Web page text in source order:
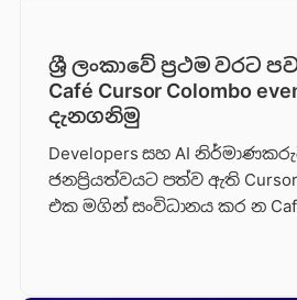
ශ්‍රී ලංකාවේ ප්‍රථම වරට
Café Cursor Colombo
දැනගනිමු
Developers සහ AI
ජනප්‍රියත්වයට පත්ව ඇති Cursor
එක මගින් සංවිධානය කර න